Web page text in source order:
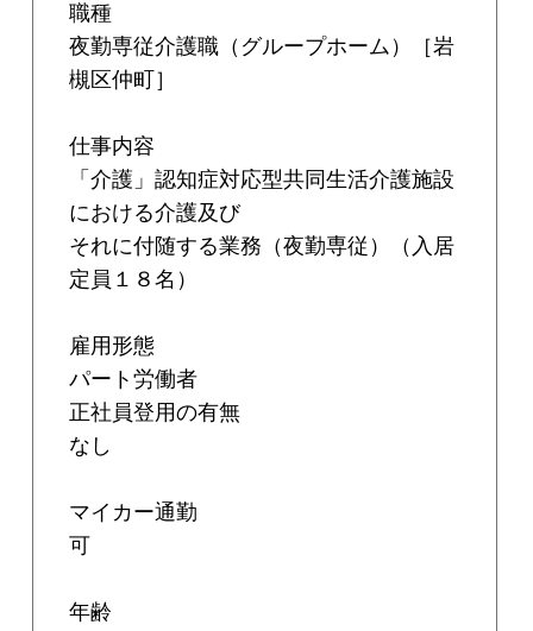
職種
夜勤専従介護職（グループホーム）［岩
槻区仲町］
仕事内容
「介護」認知症対応型共同生活介護施設
における介護及び
それに付随する業務（夜勤専従）（入居
定員１８名）
雇用形態
パート労働者
正社員登用の有無
なし
マイカー通勤
可
年齢